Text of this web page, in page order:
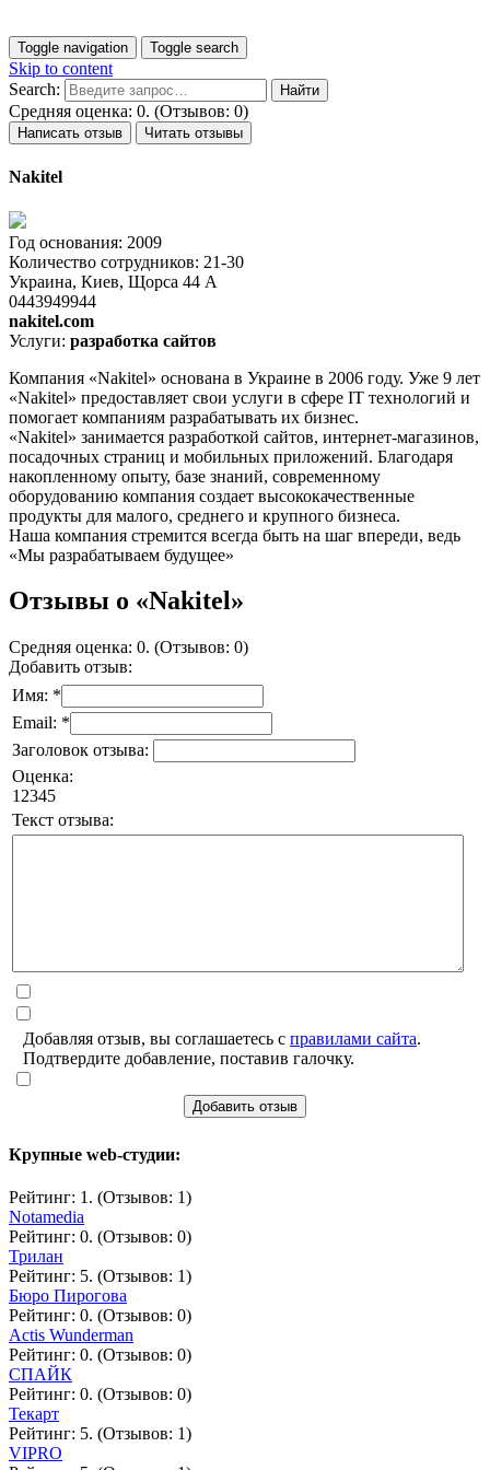
Toggle navigation Toggle search
Skip to content
Search:
Средняя оценка: 0. (Отзывов: 0)
Написать отзыв Читать отзывы
Nakitel
Год основания: 2009
Количество сотрудников: 21-30
Украина, Киев, Щорса 44 А
0443949944
nakitel.com
Услуги: разработка сайтов
Компания «Nakitel» основана в Украине в 2006 году. Уже 9 лет
«Nakitel» предоставляет свои услуги в сфере IT технологий и
помогает компаниям разрабатывать их бизнес.
«Nakitel» занимается разработкой сайтов, интернет-магазинов,
посадочных страниц и мобильных приложений. Благодаря
накопленному опыту, базе знаний, современному
оборудованию компания создает высококачественные
продукты для малого, среднего и крупного бизнеса.
Наша компания стремится всегда быть на шаг впереди, ведь
«Мы разрабатываем будущее»
Отзывы о «Nakitel»
Средняя оценка: 0. (Отзывов: 0)
Добавить отзыв:
Имя: *
Email: *
Заголовок отзыва:
Оценка:
1 2345
Текст отзыва:
Добавляя отзыв, вы соглашаетесь с правилами сайта.
Подтвердите добавление, поставив галочку.
Добавить отзыв
Крупные web-студии:
Рейтинг: 1. (Отзывов: 1)
Notamedia
Рейтинг: 0. (Отзывов: 0)
Трилан
Рейтинг: 5. (Отзывов: 1)
Бюро Пирогова
Рейтинг: 0. (Отзывов: 0)
Actis Wunderman
Рейтинг: 0. (Отзывов: 0)
СПАЙК
Рейтинг: 0. (Отзывов: 0)
Текарт
Рейтинг: 5. (Отзывов: 1)
VIPRO